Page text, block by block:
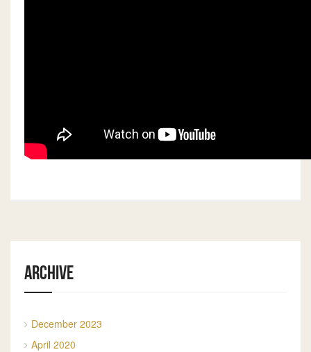
Archive
December 2023
April 2020